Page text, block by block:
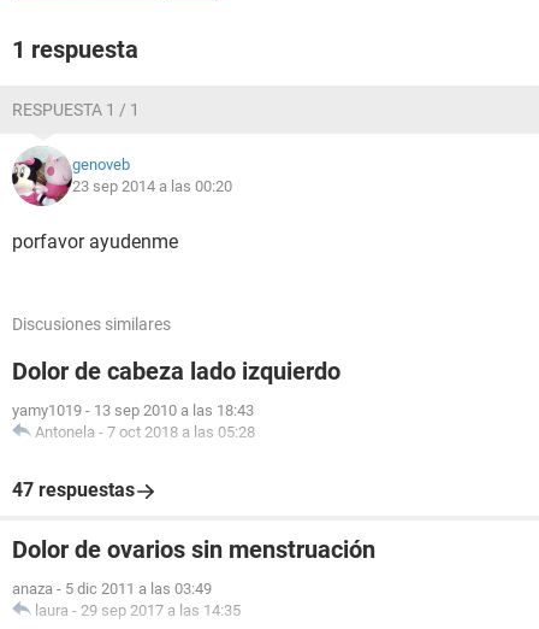
1 respuesta
RESPUESTA 1 / 1
genoveb
23 sep 2014 a las 00:20
porfavor ayudenme
Discusiones similares
Dolor de cabeza lado izquierdo
yamy1019 - 13 sep 2010 a las 18:43
Antonela - 7 oct 2018 a las 05:28
47 respuestas
Dolor de ovarios sin menstruación
anaza - 5 dic 2011 a las 03:49
laura - 29 sep 2017 a las 14:35